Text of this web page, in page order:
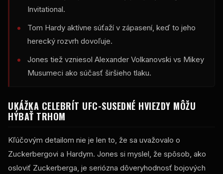
Invitational.
Tom Hardy aktívne súťaží v zápasení, keď to jeho
herecký rozvrh dovoľuje.
Jones tiež vzniesol Alexander Volkanovski vs Mikey
Musumeci ako súčasť širšieho tlaku.
UKÁŽKA CELEBRÍT UFC-SUSEDNÉ HVIEZDY MÔŽU
HÝBAŤ TRHOM
Kľúčovým detailom nie je len to, že sa uvažovalo o
Zuckerbergovi a Hardym. Jones si myslel, že spôsob, ako
osloviť Zuckerberga, je seriózna dôveryhodnosť bojových